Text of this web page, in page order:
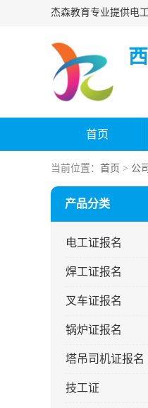
首页
当前位置： 首页 > 公
产品分类
电工证报名
焊工证报名
叉车证报名
锅炉证报名
塔吊司机证报名
技工证